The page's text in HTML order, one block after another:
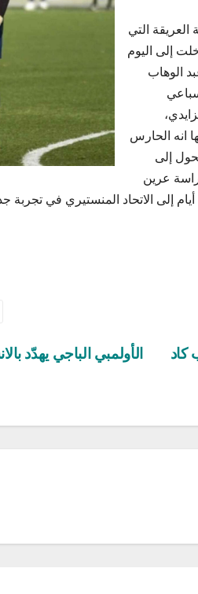
التي
إلى اليوم
الوهاب
انه الحارس
إلى
عرين
إلى الاتحاد المنستيري في تجربة
الأولمبي الباجي يهدّد
كاد